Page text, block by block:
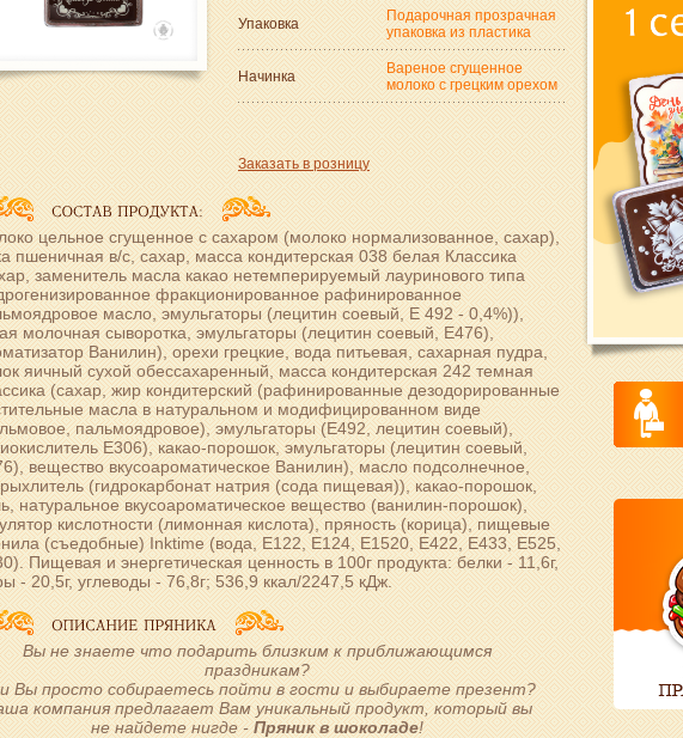
Упаковка
Подарочная прозрачная
упаковка из пластика
Начинка
Вареное сгущенное
молоко с грецким орехом
Заказать в розницу
цельное сгущенное с сахаром (молоко нормализованное, сахар),
пшеничная в/с, сахар, масса кондитерская 038 белая Классика
заменитель масла какао нетемперируемый лауринового типа
фракционированное рафинированное
масло, эмульгаторы (лецитин соевый, Е 492 - 0,4%)),
молочная сыворотка, эмульгаторы (лецитин соевый, Е476),
Ванилин), орехи грецкие, вода питьевая, сахарная пудра,
яичный сухой обессахаренный, масса кондитерская 242 темная
(сахар, жир кондитерский (рафинированные дезодорированные
масла в натуральном и модифицированном виде
пальмоядровое), эмульгаторы (Е492, лецитин соевый),
Е306), какао-порошок, эмульгаторы (лецитин соевый,
вещество вкусоароматическое Ванилин), масло подсолнечное,
(гидрокарбонат натрия (сода пищевая)), какао-порошок,
натуральное вкусоароматическое вещество (ванилин-порошок),
кислотности (лимонная кислота), пряность (корица), пищевые
(съедобные) Inktime (вода, Е122, Е124, Е1520, Е422, Е433, Е525,
Пищевая и энергетическая ценность в 100г продукта: белки - 11,6г,
- 20,5г, углеводы - 76,8г; 536,9 ккал/2247,5 кДж.
Вы не знаете что подарить близким к приближающимся
праздникам?
Вы просто собираетесь пойти в гости и выбираете презент?
компания предлагает Вам уникальный продукт, который вы
не найдете нигде -Пряник в шоколаде!